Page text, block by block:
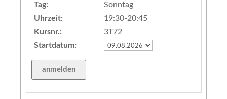
Tag:
Sonntag
Uhrzeit:
19:30-20:45
Kursnr.:
3T72
Startdatum: